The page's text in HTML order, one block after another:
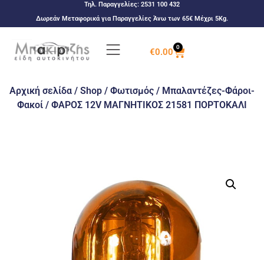
Τηλ. Παραγγελίες: 2531 100 432
Δωρεάν Μεταφορικά για Παραγγελίες Άνω των 65€ Μέχρι 5Kg.
€0.00 0
Αρχική σελίδα / Shop / Φωτισμός / Μπαλαντέζες-Φάροι-
Φακοί / ΦΑΡΟΣ 12V ΜΑΓΝΗΤΙΚΟΣ 21581 ΠΟΡΤΟΚΑΛΙ